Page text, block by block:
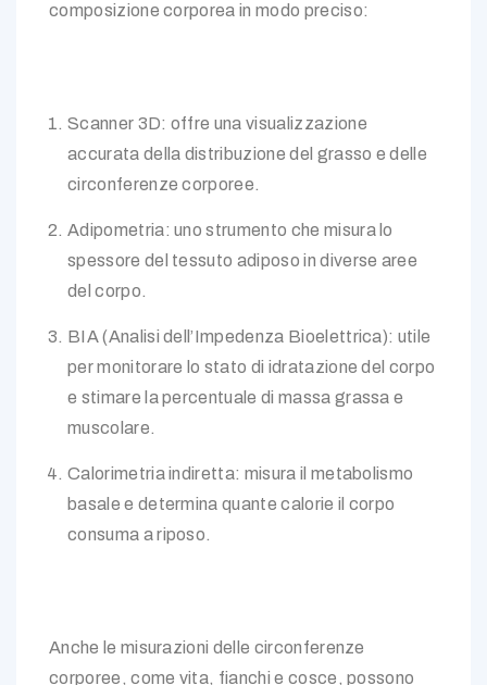
composizione corporea in modo preciso:
Scanner 3D: offre una visualizzazione
accurata della distribuzione del grasso e delle
circonferenze corporee.
Adipometria: uno strumento che misura lo
spessore del tessuto adiposo in diverse aree
del corpo.
BIA (Analisi dell’Impedenza Bioelettrica): utile
per monitorare lo stato di idratazione del corpo
e stimare la percentuale di massa grassa e
muscolare.
Calorimetria indiretta: misura il metabolismo
basale e determina quante calorie il corpo
consuma a riposo.
Anche le misurazioni delle circonferenze
corporee, come vita, fianchi e cosce, possono